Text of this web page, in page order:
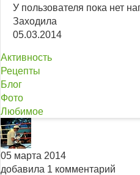
У пользователя пока нет
Заходила
05.03.2014
Активность
Рецепты
Блог
Фото
Любимое
05 марта 2014
добавила 1 комментарий